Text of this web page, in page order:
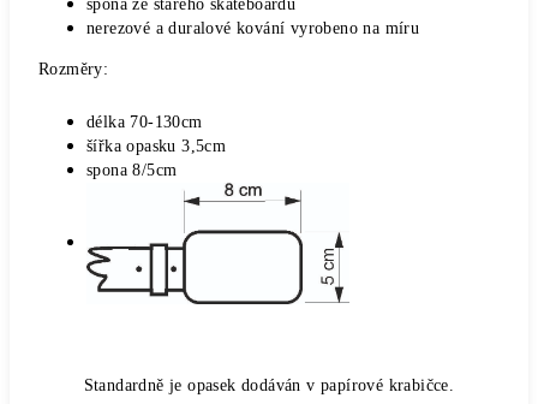
spona ze starého skateboardu
nerezové a duralové kování vyrobeno na míru
Rozměry:
délka 70-130cm
šířka opasku 3,5cm
spona 8/5cm
Standardně je opasek dodáván v papírové krabičce.